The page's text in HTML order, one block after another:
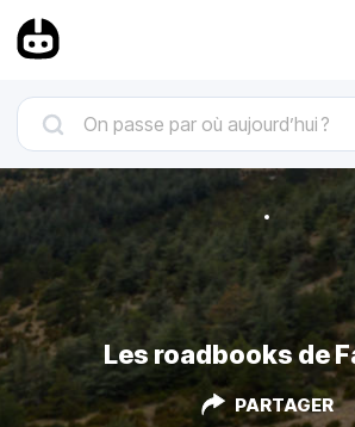
Les roadbooks de
PARTAGER